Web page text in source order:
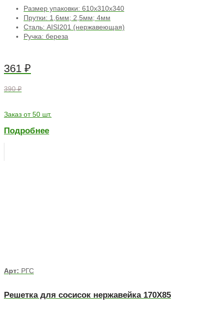
Размер упаковки: 610х310х340
Прутки: 1,6мм; 2,5мм; 4мм
Сталь: AISI201 (нержавеющая)
Ручка: береза
361 ₽
390 ₽
Заказ от 50 шт.
Подробнее
Арт: РГС
Решетка для сосисок нержавейка 170Х85